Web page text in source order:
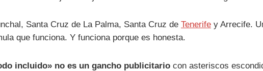
Santa Cruz de La Palma, Santa Cruz de Tenerife y Arrecife.
que funciona. Y funciona porque es honesta.
incluido» no es un gancho publicitario con asteriscos